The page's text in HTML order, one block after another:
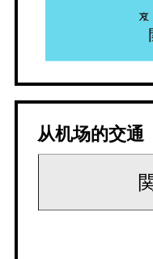
从机场的交通